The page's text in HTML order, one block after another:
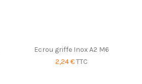
Ecrou griffe Inox A2 M6
2,24 €TTC